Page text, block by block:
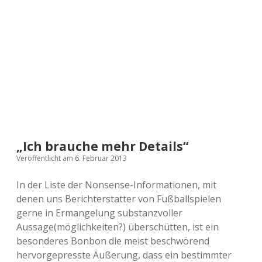
„Ich brauche mehr Details“
Veröffentlicht am 6. Februar 2013
In der Liste der Nonsense-Informationen, mit
denen uns Berichterstatter von Fußballspielen
gerne in Ermangelung substanzvoller
Aussage(möglichkeiten?) überschütten, ist ein
besonderes Bonbon die meist beschwörend
hervorgepresste Äußerung, dass ein bestimmter